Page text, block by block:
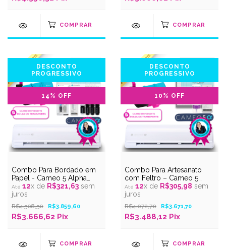
DESCONTO
PROGRESSIVO
14 % OFF
Combo Para Bordado em
Papel - Cameo 5 Alpha
Branca - Silhouette Experts
12x de R$321,63 sem
juros
R$4.508,50 R$3.859,60
R$3.666,62 Pix
DESCONTO
PROGRESSIVO
10 % OFF
Combo Para Artesanato
com Feltro – Cameo 5
Alpha Branca – Silhouette
Experts
12x de R$305,98 sem
juros
R$4.072,70 R$3.671,70
R$3.488,12 Pix